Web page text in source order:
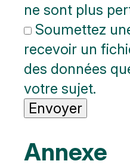
ne sont plus
Soumettez
recevoir un
des données
votre sujet.
Annexe